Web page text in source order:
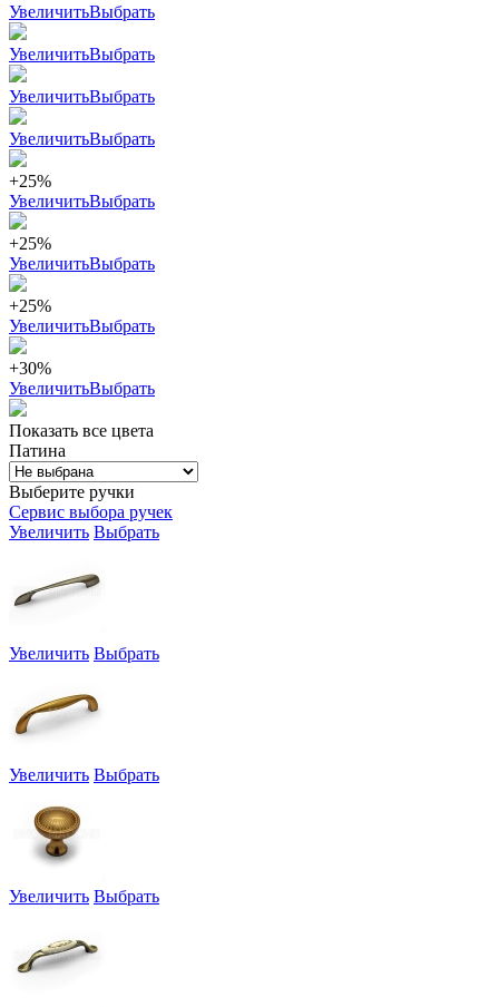
УвеличитьВыбрать
УвеличитьВыбрать
УвеличитьВыбрать
УвеличитьВыбрать
+25%
УвеличитьВыбрать
+25%
УвеличитьВыбрать
+25%
УвеличитьВыбрать
+30%
УвеличитьВыбрать
Показать все цвета
Патина
Выберите ручки
Сервис выбора ручек
Увеличить Выбрать
Увеличить Выбрать
Увеличить Выбрать
Увеличить Выбрать